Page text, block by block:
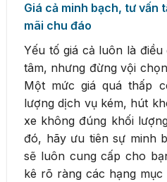
Giá cả minh bạch, tư vấn
mãi chu đáo
Yếu tố giá cả luôn là
tâm, nhưng đừng vội
Một mức giá quá thấp
lượng dịch vụ kém, hút
xe không đúng khối
đó, hãy ưu tiên sự minh
sẽ luôn cung cấp cho
kê rõ ràng các hạng